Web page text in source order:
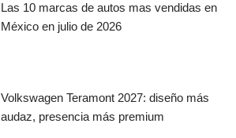
Las 10 marcas de autos mas vendidas en
México en julio de 2026
Volkswagen Teramont 2027: diseño más
audaz, presencia más premium